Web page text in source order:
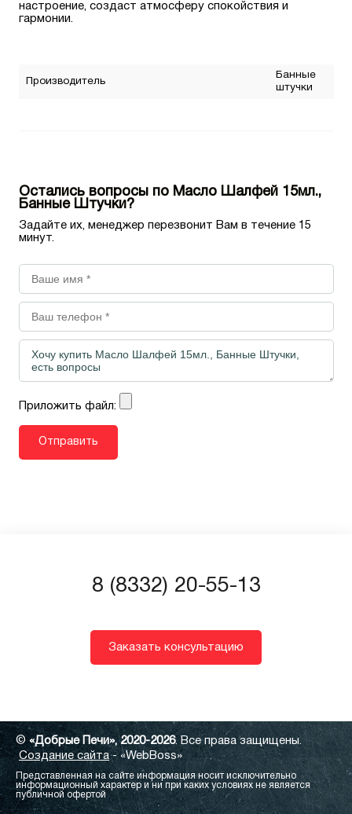
настроение, создаст атмосферу спокойствия и
гармонии.
Производитель
Банные
штучки
Остались вопросы по Масло Шалфей 15мл.,
Банные Штучки?
Задайте их, менеджер перезвонит Вам в течение 15
минут.
Приложить файл:
8 (8332) 20-55-13
Заказать консультацию
©«Добрые Печи», 2020-2026. Все права защищены.
Создание сайта- «WebBoss»
Представленная на сайте информация носит исключительно
информационный характер и ни при каких условиях не является
публичной офертой